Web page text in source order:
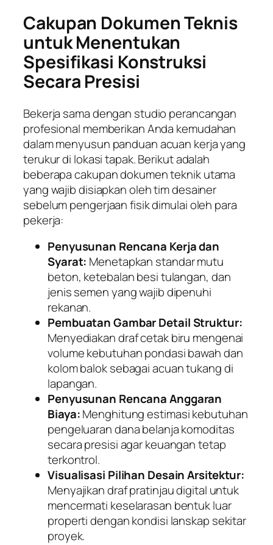
Cakupan Dokumen Teknis
untuk Menentukan
Spesifikasi Konstruksi
Secara Presisi
Bekerja sama dengan studio perancangan
profesional memberikan Anda kemudahan
dalam menyusun panduan acuan kerja yang
terukur di lokasi tapak. Berikut adalah
beberapa cakupan dokumen teknik utama
yang wajib disiapkan oleh tim desainer
sebelum pengerjaan fisik dimulai oleh para
pekerja:
Penyusunan Rencana Kerja dan
Syarat: Menetapkan standar mutu
beton, ketebalan besi tulangan, dan
jenis semen yang wajib dipenuhi
rekanan.
Pembuatan Gambar Detail Struktur:
Menyediakan draf cetak biru mengenai
volume kebutuhan pondasi bawah dan
kolom balok sebagai acuan tukang di
lapangan.
Penyusunan Rencana Anggaran
Biaya:Menghitung estimasi kebutuhan
pengeluaran dana belanja komoditas
secara presisi agar keuangan tetap
terkontrol.
Visualisasi Pilihan Desain Arsitektur:
Menyajikan draf pratinjau digital untuk
mencermati keselarasan bentuk luar
properti dengan kondisi lanskap sekitar
proyek.